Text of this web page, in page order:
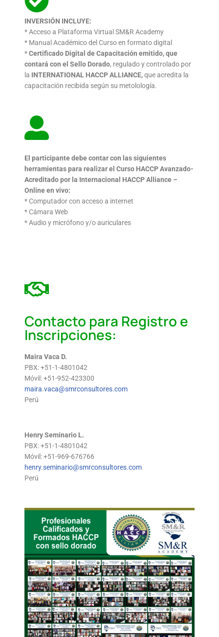
INVERSIÓN INCLUYE:
* Acceso a Plataforma Virtual SM&R Academy
* Manual Académico del Curso en formato digital
*Certificado Digital de Capacitación emitido, que
contará con el Sello Dorado, regulado y controlado por
la INTERNATIONAL HACCP ALLIANCE,que acredita la
capacitación recibida según su metolología.
El participante debe contar con las siguientes
herramientaspara realizar el Curso HACCP Avanzado-
Acreditado por la Internacional HACCP Alliance –
Online en vivo:
* Computador con acceso a internet
* Cámara Web
* Audio y micrófono y/o auriculares
Contacto para Registro e
Inscripciones:
Maira Vaca D.
PBX: +51-1-4801042
Móvil: +51-952-423300
maira.vaca@smrconsultores.com
Perú
Henry Seminario L.
PBX: +51-1-4801042
Móvil: +51-969-676766
henry.seminario@smrconsultores.com
Perú